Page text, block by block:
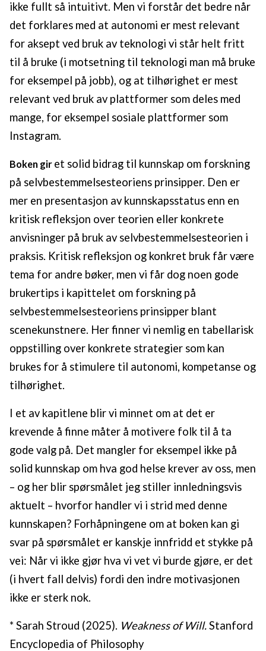
ikke fullt så intuitivt. Men vi forstår det bedre når
det forklares med at autonomi er mest relevant
for aksept ved bruk av teknologi vi står helt fritt
til å bruke (i motsetning til teknologi man må bruke
for eksempel på jobb), og at tilhørighet er mest
relevant ved bruk av plattformer som deles med
mange, for eksempel sosiale plattformer som
Instagram.
Boken gir et solid bidrag til kunnskap om forskning
på selvbestemmelsesteoriens prinsipper. Den er
mer en presentasjon av kunnskapsstatus enn en
kritisk refleksjon over teorien eller konkrete
anvisninger på bruk av selvbestemmelsesteorien i
praksis. Kritisk refleksjon og konkret bruk får være
tema for andre bøker, men vi får dog noen gode
brukertips i kapittelet om forskning på
selvbestemmelsesteoriens prinsipper blant
scenekunstnere. Her finner vi nemlig en tabellarisk
oppstilling over konkrete strategier som kan
brukes for å stimulere til autonomi, kompetanse og
tilhørighet.
I et av kapitlene blir vi minnet om at det er
krevende å finne måter å motivere folk til å ta
gode valg på. Det mangler for eksempel ikke på
solid kunnskap om hva god helse krever av oss, men
– og her blir spørsmålet jeg stiller innledningsvis
aktuelt – hvorfor handler vi i strid med denne
kunnskapen? Forhåpningene om at boken kan gi
svar på spørsmålet er kanskje innfridd et stykke på
vei: Når vi ikke gjør hva vi vet vi burde gjøre, er det
(i hvert fall delvis) fordi den indre motivasjonen
ikke er sterk nok.
* Sarah Stroud (2025). Weakness of Will.Stanford
Encyclopedia of Philosophy